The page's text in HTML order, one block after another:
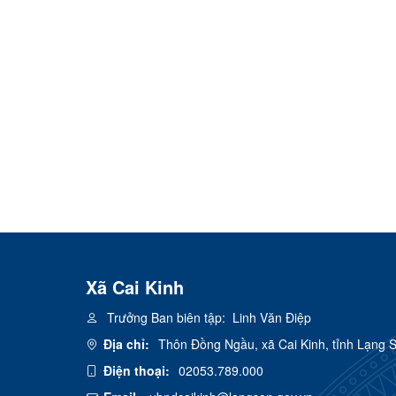
Xã Cai Kinh
Trưởng Ban biên tập: Linh Văn Điệp
Địa chỉ: Thôn Đồng Ngầu, xã Cai Kinh, tỉnh Lạng
Điện thoại: 02053.789.000